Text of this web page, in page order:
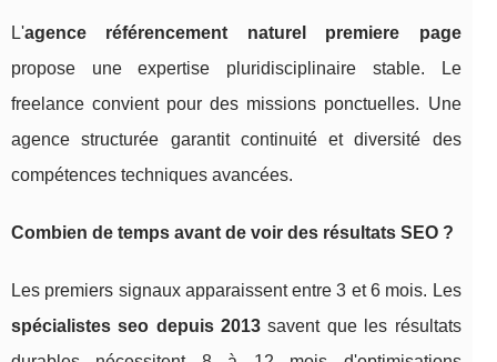
L'agence référencement naturel premiere page
propose une expertise pluridisciplinaire stable. Le
freelance convient pour des missions ponctuelles. Une
agence structurée garantit continuité et diversité des
compétences techniques avancées.
Combien de temps avant de voir des résultats SEO ?
Les premiers signaux apparaissent entre 3 et 6 mois. Les
spécialistes seo depuis 2013 savent que les résultats